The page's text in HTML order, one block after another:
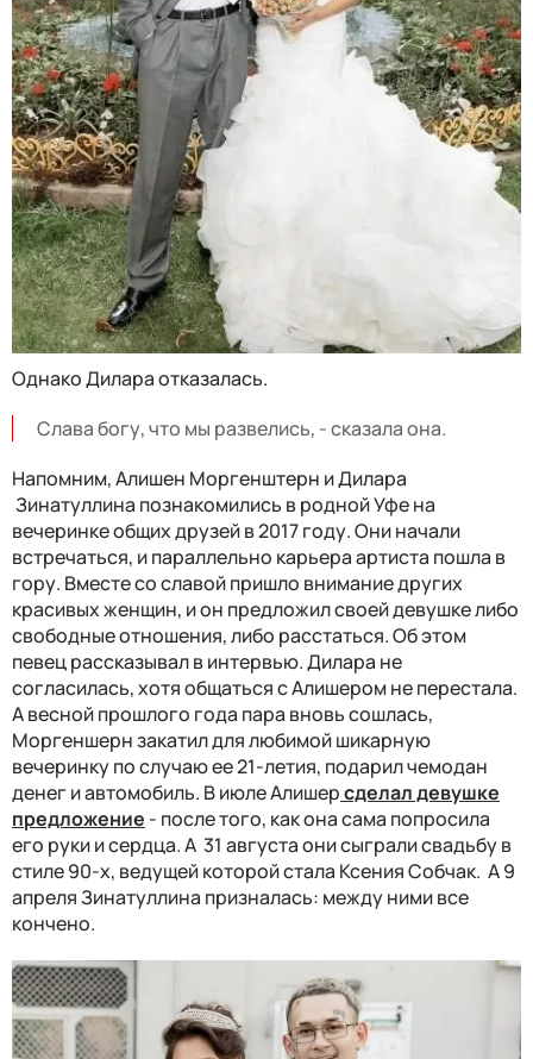
Однако Дилара отказалась.
Слава богу, что мы развелись, - сказала она.
Напомним, Алишен Моргенштерн и Дилара
Зинатуллина познакомились в родной Уфе на
вечеринке общих друзей в 2017 году. Они начали
встречаться, и параллельно карьера артиста пошла в
гору. Вместе со славой пришло внимание других
красивых женщин, и он предложил своей девушке либо
свободные отношения, либо расстаться. Об этом
певец рассказывал в интервью. Дилара не
согласилась, хотя общаться с Алишером не перестала.
А весной прошлого года пара вновь сошлась,
Моргеншерн закатил для любимой шикарную
вечеринку по случаю ее 21-летия, подарил чемодан
денег и автомобиль. В июле Алишерсделал девушке
предложение - после того, как она сама попросила
его руки и сердца. А 31 августа они сыграли свадьбу в
стиле 90-х, ведущей которой стала Ксения Собчак. А 9
апреля Зинатуллина призналась: между ними все
кончено.